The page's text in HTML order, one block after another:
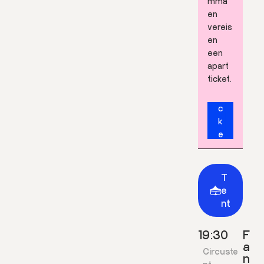
en
vereis
en
een
apart
ticket.
T
c
k
e
t
T
e
nt
19:30
Circuste
F
a
n